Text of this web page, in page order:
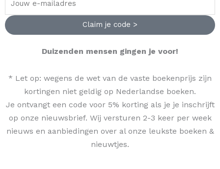
Claim je code >
Duizenden mensen gingen je voor!
* Let op: wegens de wet van de vaste boekenprijs zijn
kortingen niet geldig op Nederlandse boeken.
Je ontvangt een code voor 5% korting als je je inschrijft
op onze nieuwsbrief. Wij versturen 2-3 keer per week
nieuws en aanbiedingen over al onze leukste boeken &
nieuwtjes.